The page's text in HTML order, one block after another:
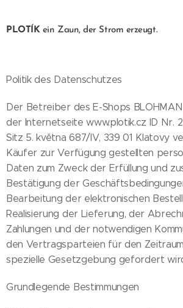
PLOTÍK ein Zaun, der Strom erzeugt.
Politik des Datenschutzes
Der Betreiber des E-Shops
der Internetseite www.plotik.cz ID Nr.
Sitz 5. května 687/IV, 339 01 Klatovy
Käufer zur Verfügung gestellten
Daten zum Zweck der Erfüllung und
Bestätigung der
Bearbeitung der elektronischen
Realisierung der Lieferung, der
Zahlungen und der notwendigen
den Vertragsparteien für den
spezielle Gesetzgebung gefordert
Grundlegende Bestimmungen